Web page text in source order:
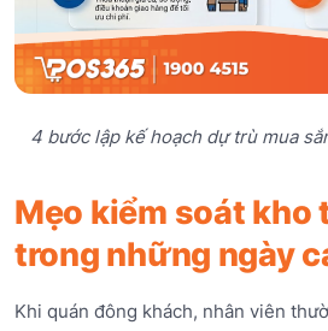
4 bước lập kế hoạch dự trù mua
Mẹo kiểm soát kho
trong những ngày
Khi quán đông khách, nhân viên